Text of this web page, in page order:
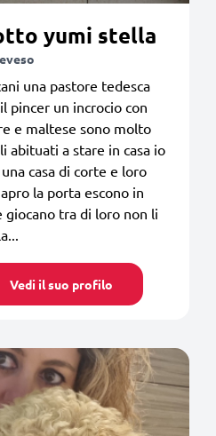
yumi stella
una pastore tedesca
pincer un incrocio con
e maltese sono molto
abituati a stare in casa io
casa di corte e loro
la porta escono in
giocano tra di loro non li
Vedi il suo profilo